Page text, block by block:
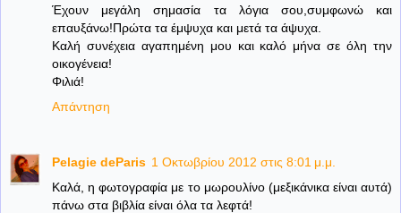
Έχουν μεγάλη σημασία τα λόγια σου,συμφωνώ και
επαυξάνω!Πρώτα τα έμψυχα και μετά τα άψυχα.
Καλή συνέχεια αγαπημένη μου και καλό μήνα σε όλη την
οικογένεια!
Φιλιά!
Απάντηση
Pelagie deParis 1 Οκτωβρίου 2012 στις 8:01 μ.μ.
Καλά, η φωτογραφία με το μωρουλίνο (μεξικάνικα είναι αυτά)
πάνω στα βιβλία είναι όλα τα λεφτά!